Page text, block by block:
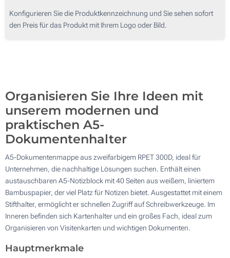
Digitaler Transferdruck in Vollfarbe (Auf einer Seite)
100
Konfigurieren Sie die Produktkennzeichnung und Sie sehen sofort
den Preis für das Produkt mit Ihrem Logo oder Bild.
Organisieren Sie Ihre Ideen mit
unserem modernen und
praktischen A5-
Dokumentenhalter
A5-Dokumentenmappe aus zweifarbigem RPET 300D, ideal für
Unternehmen, die nachhaltige Lösungen suchen. Enthält einen
austauschbaren A5-Notizblock mit 40 Seiten aus weißem, liniertem
Bambuspapier, der viel Platz für Notizen bietet. Ausgestattet mit einem
Stifthalter, ermöglicht er schnellen Zugriff auf Schreibwerkzeuge. Im
Inneren befinden sich Kartenhalter und ein großes Fach, ideal zum
Organisieren von Visitenkarten und wichtigen Dokumenten.
Hauptmerkmale